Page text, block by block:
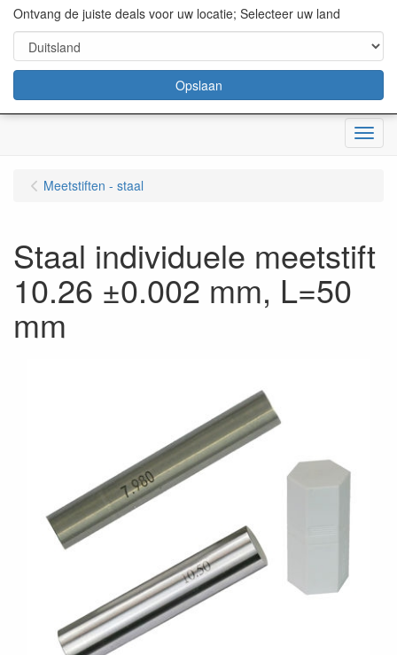
content="18/11/2025″/>
Menu
Meetstiften - staal
Staal individuele meetstift
10.26 ±0.002 mm, L=50
mm
Ontvang de juiste deals voor uw locatie; Selecteer uw land
Opslaan